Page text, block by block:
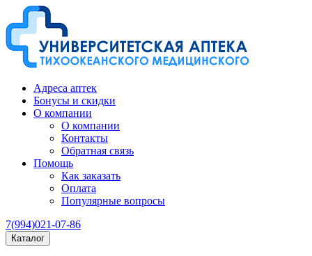
Адреса аптек
Бонусы и скидки
О компании
О компании
Контакты
Обратная связь
Помощь
Как заказать
Оплата
Популярные вопросы
7(994)021-07-86
Каталог